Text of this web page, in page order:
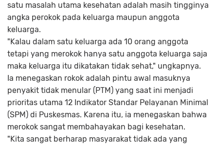
satu masalah utama kesehatan adalah masih tingginya
angka perokok pada keluarga maupun anggota
keluarga.
"Kalau dalam satu keluarga ada 10 orang anggota
tetapi yang merokok hanya satu anggota keluarga saja
maka keluarga itu dikatakan tidak sehat," ungkapnya.
Ia menegaskan rokok adalah pintu awal masuknya
penyakit tidak menular (PTM) yang saat ini menjadi
prioritas utama 12 Indikator Standar Pelayanan Minimal
(SPM) di Puskesmas. Karena itu, ia menegaskan bahwa
merokok sangat membahayakan bagi kesehatan.
"Kita sangat berharap masyarakat tidak ada yang